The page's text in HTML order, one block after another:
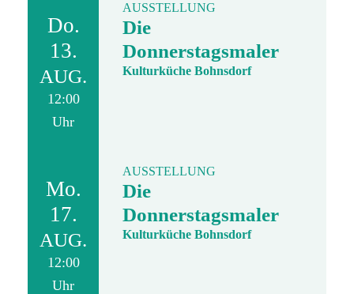
Do.
13.
AUG.
12:00
Uhr
AUSSTELLUNG
Die
Donnerstagsmaler
Kulturküche Bohnsdorf
Mo.
17.
AUG.
12:00
Uhr
AUSSTELLUNG
Die
Donnerstagsmaler
Kulturküche Bohnsdorf